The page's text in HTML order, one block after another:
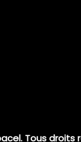
Tous droits